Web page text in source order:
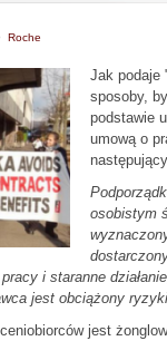
Roche
Jak podaje
sposoby,
podstawie
umową o
osobistym
i staranne
jest obciążony
jest